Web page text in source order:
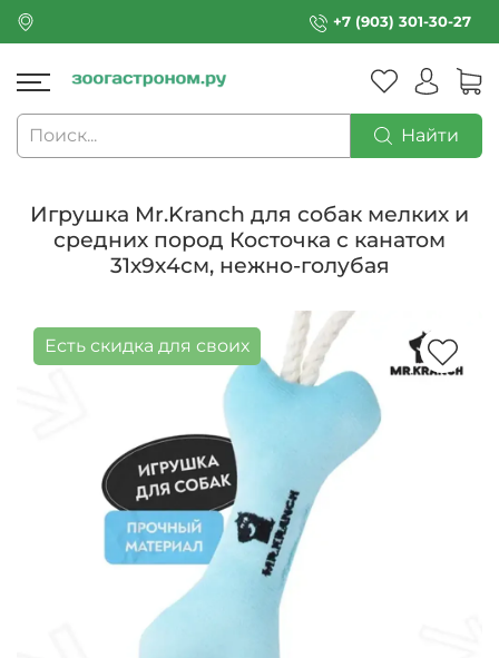
+7 (903) 301-30-27
Найти
Игрушка Mr.Kranch для собак мелких и
средних пород Косточка с канатом
31х9х4см, нежно-голубая
Есть скидка для своих